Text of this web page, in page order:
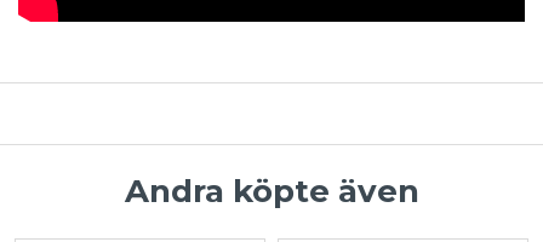
Andra köpte även